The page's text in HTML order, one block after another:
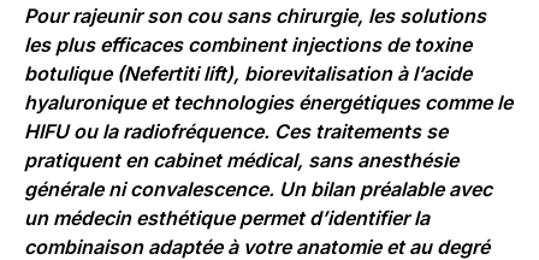
Pourrajeunir son cou sans chirurgie, les solutions
les plus efficaces combinent injections de toxine
botulique (Nefertiti lift), biorevitalisation à l’acide
hyaluronique et technologies énergétiques comme le
HIFU ou la radiofréquence. Ces traitements se
pratiquent en cabinet médical, sans anesthésie
générale ni convalescence. Un bilan préalable avec
un médecin esthétique permet d’identifier la
combinaison adaptée à votre anatomie et au degré